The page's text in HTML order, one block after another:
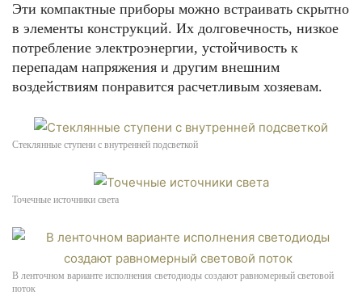
Эти компактные приборы можно встраивать скрытно
в элементы конструкций. Их долговечность, низкое
потребление электроэнергии, устойчивость к
перепадам напряжения и другим внешним
воздействиям понравится расчетливым хозяевам.
Стеклянные ступени с внутренней подсветкой
Точечные источники света
В ленточном варианте исполнения светодиоды создают равномерный световой
поток